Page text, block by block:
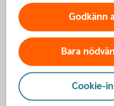
Ring 0499-487 50
Vanliga frågor
Godkänn
Bara
Cookie-